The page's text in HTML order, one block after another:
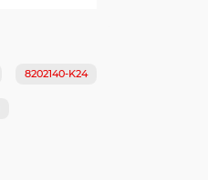
8202140-K24